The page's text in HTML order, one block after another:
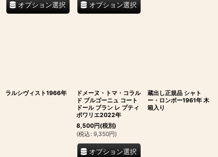
オプション選択 オプション選択
ラルシヴィスト1966年
ドメーヌ・トマ・コラル
ド ブルゴーニュ コート
ドール ブラン レ プティ
ポワリエ2022年
8,500円(税別)
(税込 : 9,350円)
オプション選択
蔵出し正規品 シャト
ー・ロンボー1961年 木
箱入り